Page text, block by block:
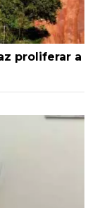
proliferar a